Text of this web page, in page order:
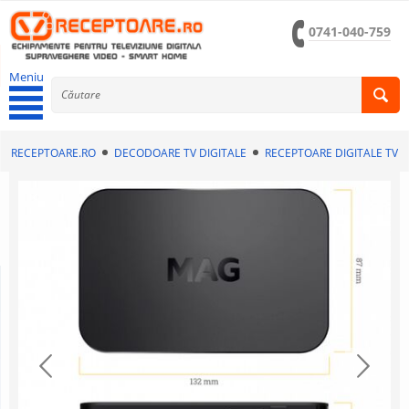
0741-040-759
Meniu
RECEPTOARE.RO DECODOARE TV DIGITALE RECEPTOARE DIGITALE TV